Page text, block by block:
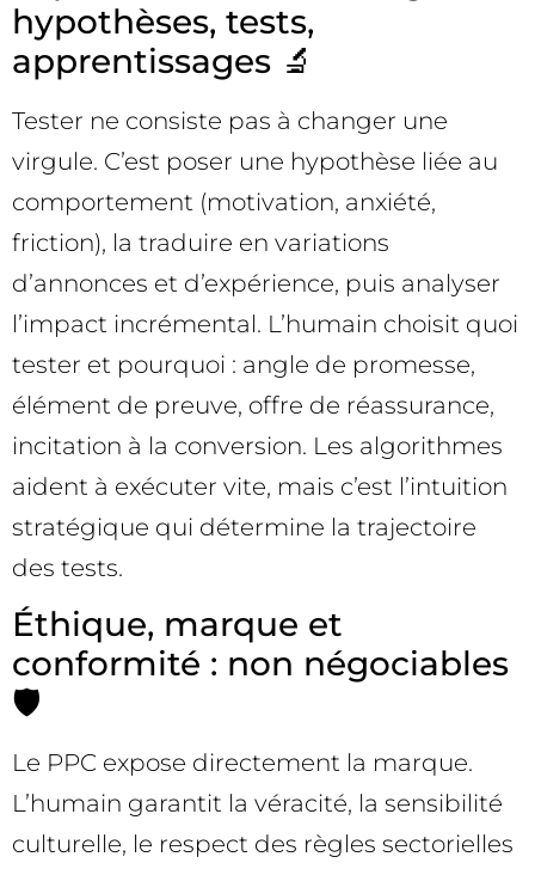
hypothèses, tests,
apprentissages 🔬
Tester ne consiste pas à changer une
virgule. C’est poser une hypothèse liée au
comportement (motivation, anxiété,
friction), la traduire en variations
d’annonces et d’expérience, puis analyser
l’impact incrémental. L’humain choisit quoi
tester et pourquoi : angle de promesse,
élément de preuve, offre de réassurance,
incitation à la conversion. Les algorithmes
aident à exécuter vite, mais c’est l’intuition
stratégique qui détermine la trajectoire
des tests.
Éthique, marque et
conformité : non négociables
🛡️
Le PPC expose directement la marque.
L’humain garantit la véracité, la sensibilité
culturelle, le respect des règles sectorielles